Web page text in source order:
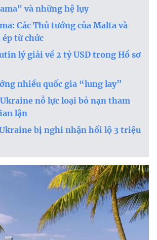
và những hệ lụy
Các Thủ tướng của Malta và
từ chức
lý giải về 2 tỷ USD trong Hồ sơ
nhiều quốc gia “lung lay”
nỗ lực loại bỏ nạn tham
lận
bị nghi nhận hối lộ 3 triệu